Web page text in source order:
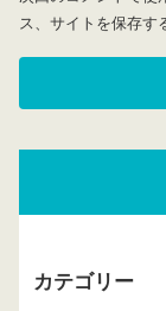
ス、サイトを保存す
カテゴリー